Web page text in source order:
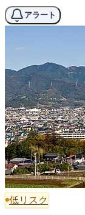
アラート
低リスク